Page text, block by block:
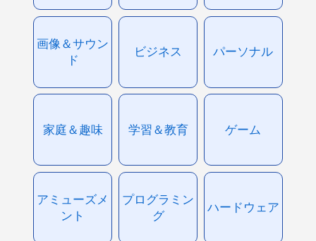
画像＆サウン
ド
ビジネス パーソナル
家庭＆趣味 学習＆教育 ゲーム
アミューズメ
ント
プログラミン
グ
ハードウェア